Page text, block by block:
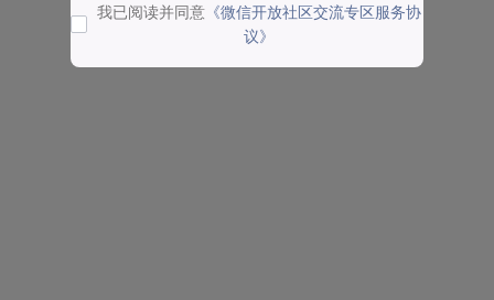
我已阅读并同意 《微信开放社区交流专区服务协
议》